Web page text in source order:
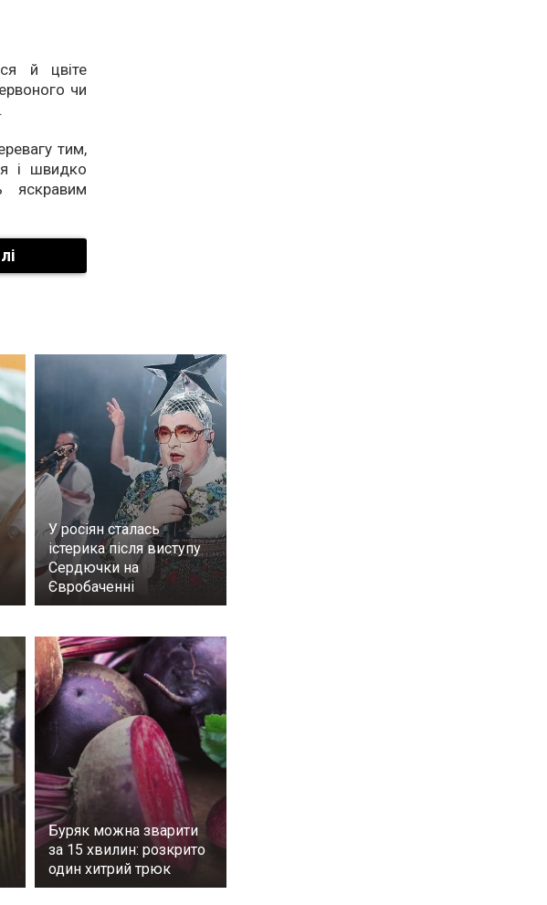
й цвіте
чи
тим,
і швидко
яскравим
У росіян сталась
істерика після виступу
Сердючки на
Євробаченні
Буряк можна зварити
за 15 хвилин: розкрито
один хитрий трюк